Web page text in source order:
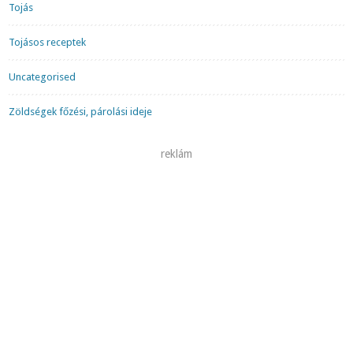
Tojás
Tojásos receptek
Uncategorised
Zöldségek főzési, párolási ideje
reklám